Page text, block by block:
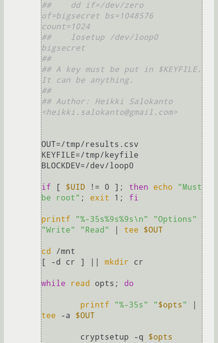
##    dd if=/dev/zero
of=bigsecret bs=1048576
count=1024
##    losetup /dev/loop0
bigsecret
##
## A key must be put in $KEYFILE.
It can be anything.
##
## Author: Heikki Salokanto
<heikki.salokanto@gmail.com>
OUT=/tmp/results.csv
KEYFILE=/tmp/keyfile
BLOCKDEV=/dev/loop0
if [ $UID != 0 ]; then echo
"Must
be root" ; exit 1; fi
printf "%-35s%9s%9s\n"
"Options"
"Write"
"Read" tee $OUT
cd
/mnt
[ -d cr ] || mkdir cr
while read opts; do
printf "%-35s" "$opts "
tee -a $OUT
	cryptsetup -q
$opts